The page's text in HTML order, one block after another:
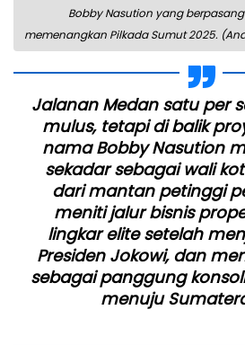
Bobby Nasution yang
memenangkan Pilkada Sumut 2025.
Jalanan Medan satu per
mulus, tetapi di balik
nama Bobby Nasution
sekadar sebagai wali
dari mantan petinggi
meniti jalur bisnis
lingkar elite setelah
Presiden Jokowi, dan
sebagai panggung
menuju